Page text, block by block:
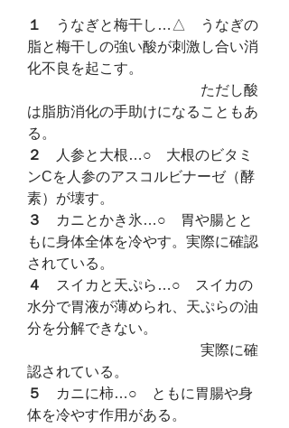
１
うなぎと梅干し…△　うなぎの
脂と梅干しの強い酸が刺激し合い消
化不良を起こす。
ただし酸
は脂肪消化の手助けになることもあ
る。
２
人参と大根…○　大根のビタミ
ンCを人参のアスコルビナーゼ（酵
素）が壊す。
３
カニとかき氷…○　胃や腸とと
もに身体全体を冷やす。実際に確認
されている。
４
スイカと天ぷら…○　スイカの
水分で胃液が薄められ、天ぷらの油
分を分解できない。
実際に確
認されている。
５
カニに柿…○　ともに胃腸や身
体を冷やす作用がある。